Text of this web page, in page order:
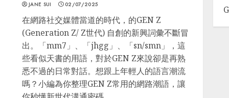
JANE SUI 02/07/2025
在網路社交媒體當道的時代，的GEN Z
(Generation Z/ Z世代) 自創的新興詞彙不斷冒
出。「mm7」、「jhgg」、「sn/smn」，這
些看似天書的用語，對於GEN Z來說卻是再熟
悉不過的日常對話。想跟上年輕人的語言潮流
嗎？小編為你整理GEN Z常用的網路潮語，讓